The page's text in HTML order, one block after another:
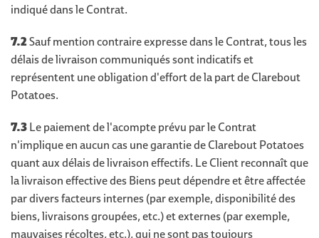
indiqué dans le Contrat.
7.2Sauf mention contraire expresse dans le Contrat, tous les
délais de livraison communiqués sont indicatifs et
représentent une obligation d'effort de la part de Clarebout
Potatoes.
7.3Le paiement de l'acompte prévu par le Contrat
n'implique en aucun cas une garantie de Clarebout Potatoes
quant aux délais de livraison effectifs. Le Client reconnaît que
la livraison effective des Biens peut dépendre et être affectée
par divers facteurs internes (par exemple, disponibilité des
biens, livraisons groupées, etc.) et externes (par exemple,
mauvaises récoltes, etc.), qui ne sont pas toujours